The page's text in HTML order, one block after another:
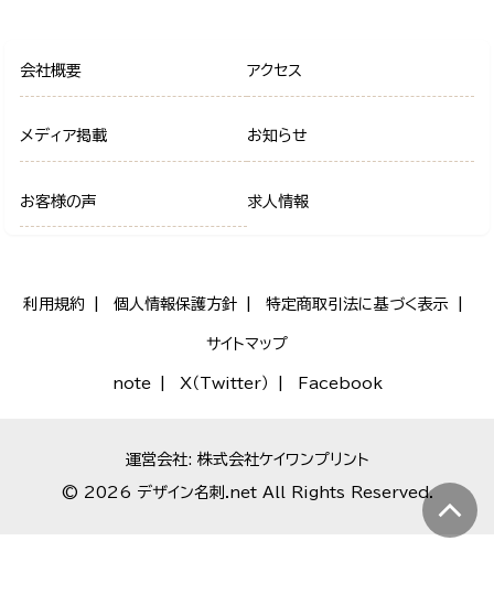
会社概要 アクセス
メディア掲載 お知らせ
お客様の声 求人情報
利用規約 個人情報保護方針 特定商取引法に基づく表示
サイトマップ
note X（Twitter） Facebook
運営会社: 株式会社ケイワンプリント
© 2026 デザイン名刺.net All Rights Reserved.